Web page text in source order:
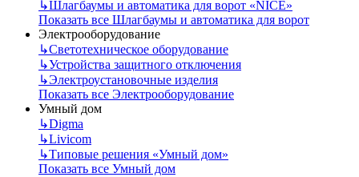
↳Шлагбаумы и автоматика для ворот «NICE»
Показать все Шлагбаумы и автоматика для ворот
Электрооборудование
↳Светотехническое оборудование
↳Устройства защитного отключения
↳Электроустановочные изделия
Показать все Электрооборудование
Умный дом
↳Digma
↳Livicom
↳Типовые решения «Умный дом»
Показать все Умный дом